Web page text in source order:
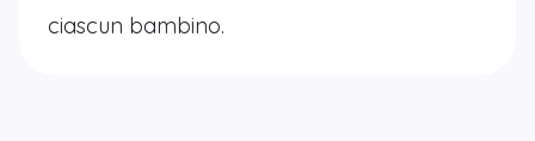
ciascun bambino.